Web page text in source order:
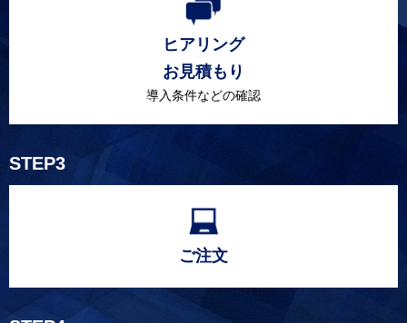
ヒアリング
お見積もり
導入条件などの確認
STEP3
ご注文